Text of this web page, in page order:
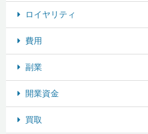
ロイヤリティ
費用
副業
開業資金
買取